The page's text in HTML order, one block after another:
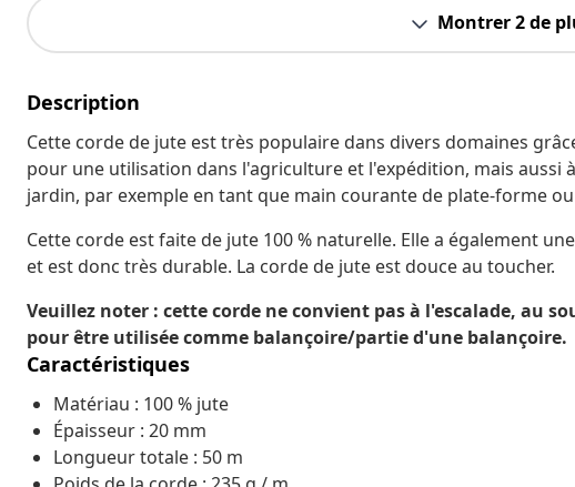
Montrer 2 de
Description
Cette corde de jute est très populaire dans divers domaines
pour une utilisation dans l'agriculture et l'expédition, mais aussi
jardin, par exemple en tant que main courante de plate-forme
Cette corde est faite de jute 100 % naturelle. Elle a également
et est donc très durable. La corde de jute est douce au toucher.
Veuillez noter : cette corde ne convient pas à l'escalade, au
pour être utilisée comme balançoire/partie d'une balançoire.
Caractéristiques
Matériau : 100 % jute
Épaisseur : 20 mm
Longueur totale : 50 m